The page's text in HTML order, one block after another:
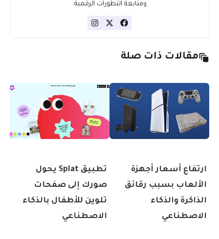
ومتابعة التطورات الرقمية.
مقالات ذات صلة
ارتفاع أسعار أجهزة
الألعاب بسبب رقائق
الذاكرة والذكاء
الاصطناعي
تطبيق Splat يحول
صورك إلى صفحات
تلوين للأطفال بالذكاء
الاصطناعي